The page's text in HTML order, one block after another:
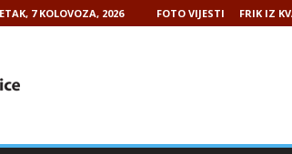
7 KOLOVOZA, 2026 FOTO VIJESTI FRIK IZ